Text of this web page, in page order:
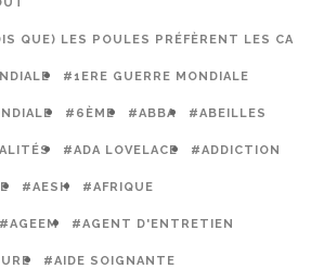
QUE) LES POULES PRÉFÈRENT LES
#1ERE GUERRE MONDIALE
#6ÈME #ABBA #ABEILLES
#ADA LOVELACE #ADDICTION
#AESH #AFRIQUE
#AGEEM #AGENT D'ENTRETIEN
#AIDE SOIGNANTE